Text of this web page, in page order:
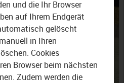
Video
und die Ihr Browser
auf Ihrem Endgerät
gelöscht
in Ihren
Cookies
Browser beim nächsten
Zudem werden die